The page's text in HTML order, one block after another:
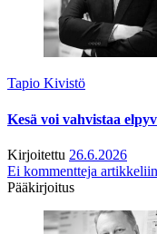
Tapio Kivistö
Kesä voi vahvistaa
Kirjoitettu 26.6.2026
Ei kommentteja
Pääkirjoitus